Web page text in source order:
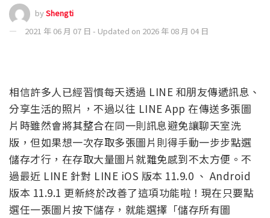
byShengti
2021 年 06 月 07 日 - Updated on 2026 年 08 月 04 日
相信許多人已經習慣每天透過 LINE 和朋友傳遞訊息、
分享生活的照片，不過以往 LINE App 在傳送多張圖
片時雖然會將其整合在同一則訊息避免讓聊天室洗
版，但如果想一次存取多張圖片則得手動一步步點選
儲存才行，在存取大量圖片就難免感到不太方便。不
過最近 LINE 針對 LINE iOS 版本 11.9.0 、 Android
版本 11.9.1 更新終於改善了這項功能啦！現在只要點
選任一張圖片按下儲存，就能選擇「儲存所有圖